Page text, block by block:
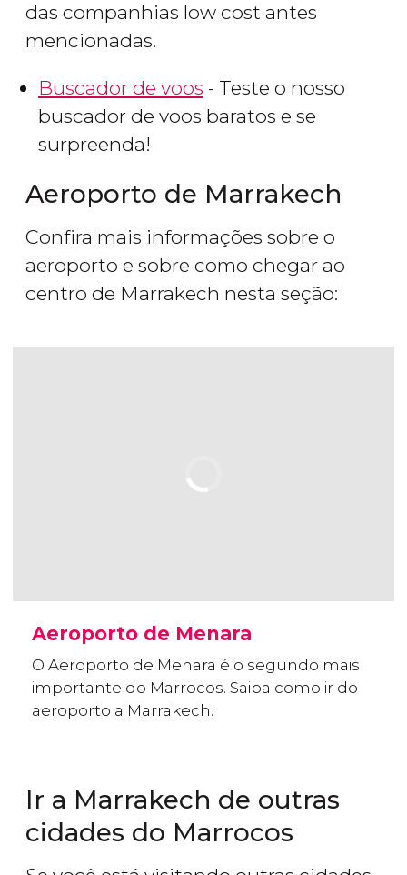
das companhias low cost antes
mencionadas.
Buscador de voos - Teste o nosso
buscador de voos baratos e se
surpreenda!
Aeroporto de Marrakech
Confira mais informações sobre o
aeroporto e sobre como chegar ao
centro de Marrakech nesta seção:
Aeroporto de Menara
O Aeroporto de Menara é o segundo mais
importante do Marrocos. Saiba como ir do
aeroporto a Marrakech.
Ir a Marrakech de outras
cidades do Marrocos